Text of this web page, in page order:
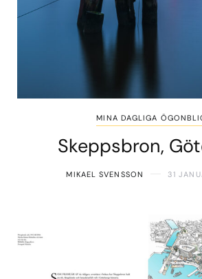
MINA DAGLIGA
Skeppsbron,
MIKAEL SVENSSON 31